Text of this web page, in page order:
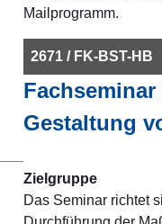
Mailprogramm.
2671 / FK-BST-HB
Gestaltung
Zielgruppe
Das Seminar richtet